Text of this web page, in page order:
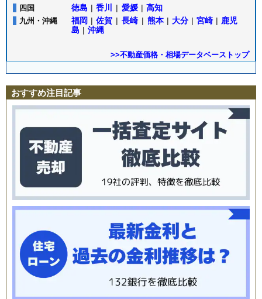
四国 徳島 | 香川 | 愛媛 | 高知
九州・沖縄 福岡 | 佐賀 | 長崎 | 熊本 | 大分 | 宮崎 | 鹿児
島 | 沖縄
>>不動産価格・相場データベーストップ
おすすめ注目記事